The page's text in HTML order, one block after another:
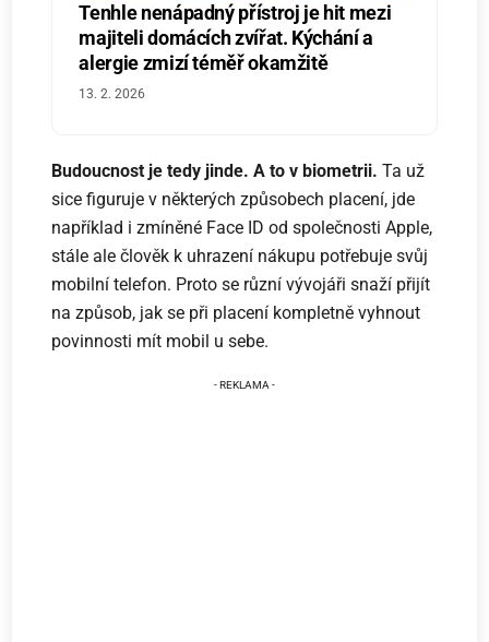
Tenhle nenápadný přístroj je hit mezi
majiteli domácích zvířat. Kýchání a
alergie zmizí téměř okamžitě
13. 2. 2026
Budoucnost je tedy jinde. A to v biometrii. Ta už
sice figuruje v některých způsobech placení, jde
například i zmíněné Face ID od společnosti Apple,
stále ale člověk k uhrazení nákupu potřebuje svůj
mobilní telefon. Proto se různí vývojáři snaží přijít
na způsob, jak se při placení kompletně vyhnout
povinnosti mít mobil u sebe.